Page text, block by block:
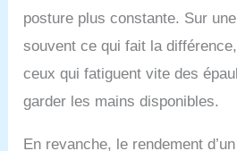
posture plus constante. Sur
souvent ce qui fait la
ceux qui fatiguent vite des
garder les mains disponibles.
En revanche, le rendement